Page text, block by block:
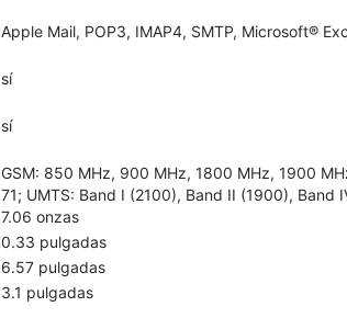
Apple Mail, POP3, IMAP4, SMTP, Microsoft®
sí
sí
GSM: 850 MHz, 900 MHz, 1800 MHz, 1900
71; UMTS: Band I (2100), Band II (1900),
7.06 onzas
0.33 pulgadas
6.57 pulgadas
3.1 pulgadas